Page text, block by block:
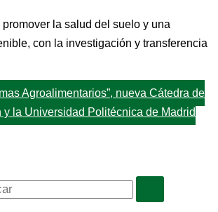
la salud del suelo y una
con la investigación y transferencia
Agroalimentarios”, nueva Cátedra de
y la Universidad Politécnica de Madrid